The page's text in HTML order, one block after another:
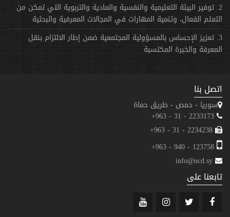
2. توفير البيئة التعليمية والنفسية والمادية والتربوية التي تمكن من
التعلم الفعال، وتنمية المهارات في المجالات المعرفية والبحثية
3. تعزيز الإحساس بالمسؤولية المجتمعية ضمن إطار الالتزام بنقل
المعرفة والخبرة المكتسبة
اتصل بنا
سوريا - حمص - طريق حماة
info@ncd.sy
تابعنا على